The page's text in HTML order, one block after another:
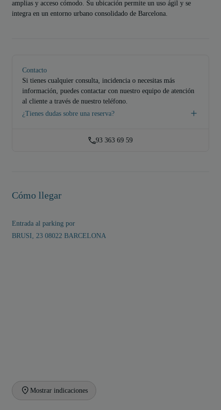
amplias y acceso cómodo. Su ubicación permite un uso ágil y se
integra en un entorno urbano consolidado de Barcelona.
Contacto
Si tienes cualquier consulta, incidencia o necesitas más
información, puedes contactar con nuestro equipo de atención
al cliente a través de nuestro teléfono.
¿Tienes dudas sobre una reserva?
93 363 69 59
Cómo llegar
Entrada al parking por
BRUSI, 23 08022 BARCELONA
Mostrar indicaciones